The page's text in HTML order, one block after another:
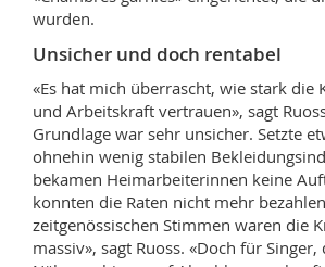
wurden.
Unsicher und doch rentabel
«Es hat mich überrascht, wie stark die
und Arbeitskraft vertrauen», sagt
Grundlage war sehr unsicher. Setzte
ohnehin wenig stabilen
bekamen Heimarbeiterinnen keine
konnten die Raten nicht mehr
zeitgenössischen Stimmen waren die
massiv», sagt Ruoss. «Doch für